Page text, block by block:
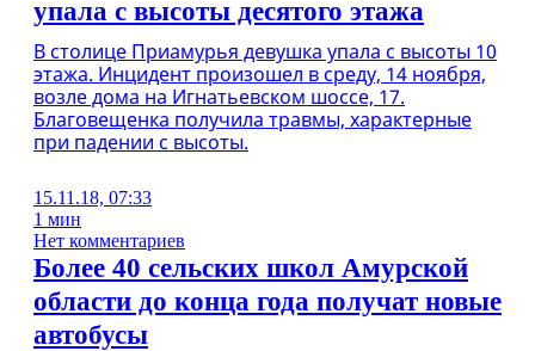
упала с высоты десятого этажа
В столице Приамурья девушка упала с высоты 10
этажа. Инцидент произошел в среду, 14 ноября,
возле дома на Игнатьевском шоссе, 17.
Благовещенка получила травмы, характерные
при падении с высоты.
15.11.18, 07:33
1 мин
Нет комментариев
Более 40 сельских школ Амурской
области до конца года получат новые
автобусы